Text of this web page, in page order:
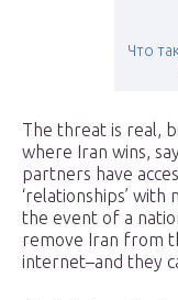
Что
The threat is real,
where Iran wins,
partners have
‘relationships’
the event of a
remove Iran from
internet–and they